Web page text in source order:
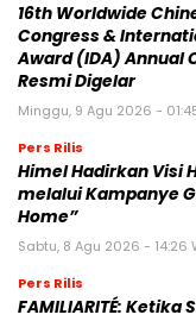
16th Worldwide
Congress &
Award (IDA) Annual
Resmi Digelar
Minggu, 9 Agu 2026 -
Pers Rilis
Himel Hadirkan Visi
melalui Kampanye
Home”
Sabtu, 8 Agu 2026 - 14:26
Pers Rilis
FAMILIARITÉ: Ketika